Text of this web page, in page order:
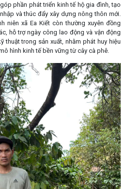
phần phát triển kinh tế hộ gia đình, tạo
và thúc đẩy xây dựng nông thôn mới.
niên xã Ea Kiết còn thường xuyên đồng
hỗ trợ ngày công lao động và vận động
thuật trong sản xuất, nhằm phát huy hiệu
hình kinh tế bền vững từ cây cà phê.